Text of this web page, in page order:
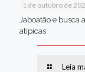
1 de outubro de
Em Brasília,
Jaboatão e busca
atípicas
Leia